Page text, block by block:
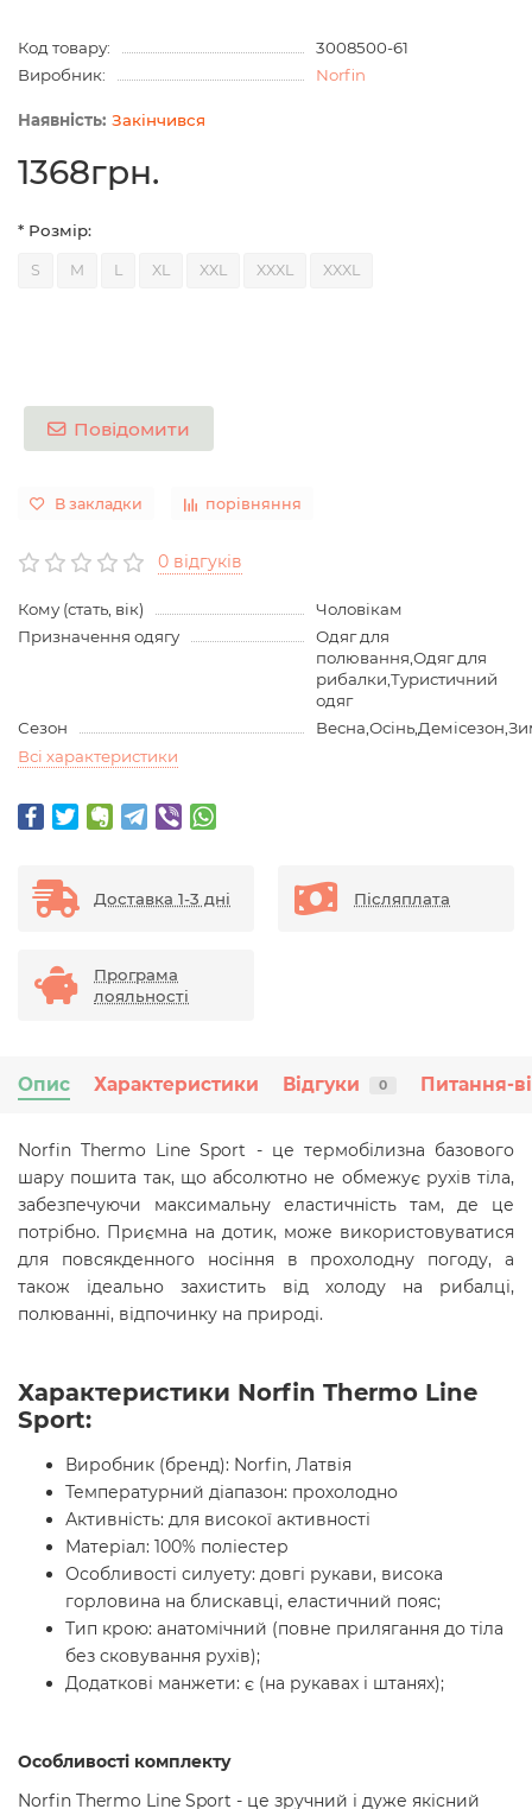
Код товару:
3008500-61
Виробник:
Norfin
Закінчився
1368грн.
* Розмір:
S M L XL XXL XXXL XXXL
Повідомити
В закладки порівняння
0 відгуків
Кому (стать, вік)
Чоловікам
Призначення одягу
Одяг для
полювання,Одяг для
рибалки,Туристичний
одяг
Сезон
Всі характеристики
Доставка 1-3 дні Післяплата
Програма
лояльності
Опис Характеристики Відгуки 0 Питання-
Norfin Thermo Line Sport - це термобілизна базового
шару пошита так, що абсолютно не обмежує рухів тіла,
забезпечуючи максимальну еластичність там, де це
потрібно. Приємна на дотик, може використовуватися
для повсякденного носіння в прохолодну погоду, а
також ідеально захистить від холоду на рибалці,
полюванні, відпочинку на природі.
Характеристики Norfin Thermo Line
Sport:
Виробник (бренд): Norfin, Латвія
Температурний діапазон: прохолодно
Активність: для високої активності
Матеріал: 100% поліестер
Особливості силуету: довгі рукави, висока
горловина на блискавці, еластичний пояс;
Тип крою: анатомічний (повне прилягання до тіла
без сковування рухів);
Додаткові манжети: є (на рукавах і штанях);
Особливості комплекту
Norfin Thermo Line Sport - це зручний і дуже якісний